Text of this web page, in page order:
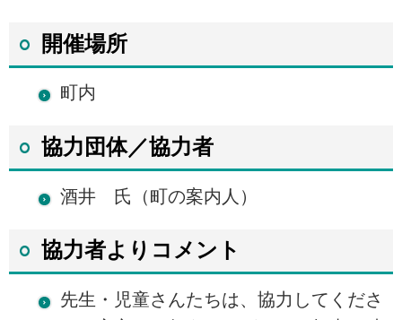
開催場所
町内
協力団体／協力者
酒井 氏（町の案内人）
協力者よりコメント
先生・児童さんたちは、協力してくださ